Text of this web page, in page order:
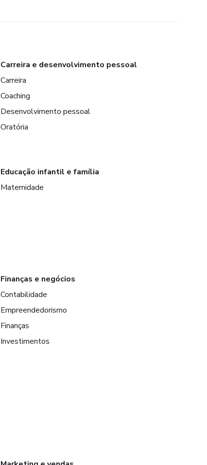
Carreira e desenvolvimento pessoal
Carreira
Coaching
Desenvolvimento pessoal
Oratória
Educação infantil e família
Maternidade
Finanças e negócios
Contabilidade
Empreendedorismo
Finanças
Investimentos